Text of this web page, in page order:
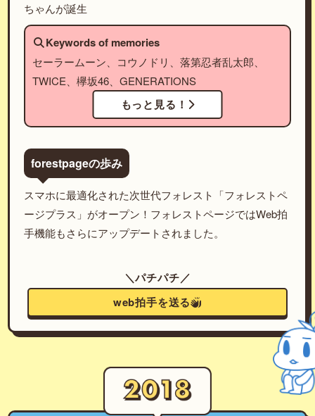
ちゃんが誕生
Keywords of memories
セーラームーン、コウノドリ、落第忍者乱太郎、
TWICE、欅坂46、GENERATIONS
もっと見る！
forestpageの歩み
スマホに最適化された次世代フォレスト「フォレストペ
ージプラス」がオープン！フォレストページではWeb拍
手機能もさらにアップデートされました。
＼パチパチ／
web拍手を送る